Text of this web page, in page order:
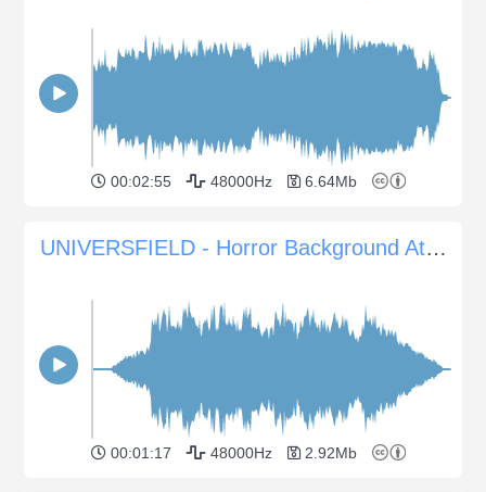
00:02:55 48000Hz 6.64Mb
UNIVERSFIELD - Horror Background Atmosphere #12
00:01:17 48000Hz 2.92Mb